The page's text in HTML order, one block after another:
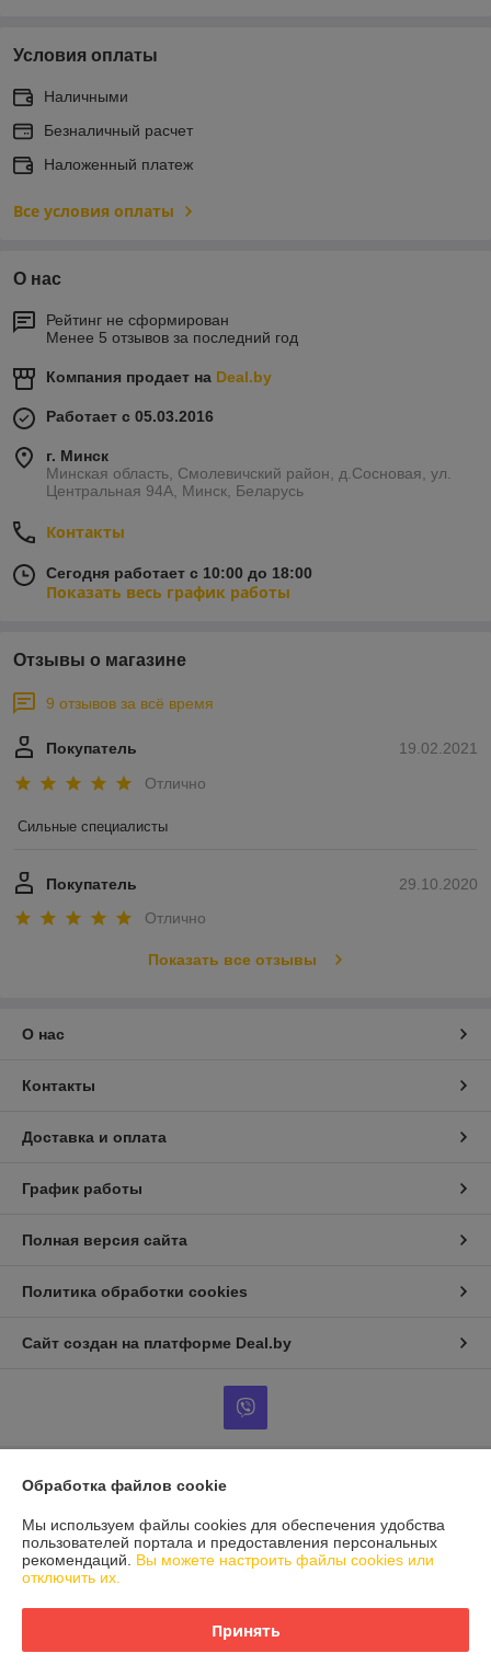
Условия оплаты
Наличными
Безналичный расчет
Наложенный платеж
Все условия оплаты
О нас
Рейтинг не сформирован
Менее 5 отзывов за последний год
Компания продает на Deal.by
Работает с 05.03.2016
г. Минск
Минская область, Смолевичский район, д.Сосновая, ул.
Центральная 94А, Минск, Беларусь
Контакты
Сегодня работает с 10:00 до 18:00
Показать весь график работы
Отзывы о магазине
9 отзывов за всё время
19.02.2021
Покупатель
Отлично
Сильные специалисты
29.10.2020
Покупатель
Отлично
Показать все отзывы
О нас
Контакты
Доставка и оплата
График работы
Полная версия сайта
Политика обработки cookies
Сайт создан на платформе Deal.by
Информация для покупателя
Юридическое лицо:Частное сервисное унитарное предприятие
"Дизель Драйв"
Минская область, Смолевичский район, д.Сосновая, ул. Центральная
94А
Регистрационный номер ЕГР: 691749170
Обработка файлов cookie
Мы используем файлы cookies для обеспечения удобства
пользователей портала и предоставления персональных
рекомендаций. Вы можете настроить файлы cookies или
отключить их.
Принять